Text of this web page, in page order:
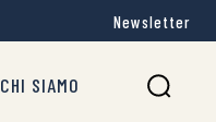
Newsletter
CHI SIAMO